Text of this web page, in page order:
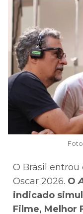
O Brasil
Oscar 2026. O
indicado
Filme, Melhor